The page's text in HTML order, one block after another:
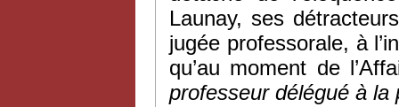
Launay, ses
jugée professorale, à
qu’au moment de
professeur délégué à la